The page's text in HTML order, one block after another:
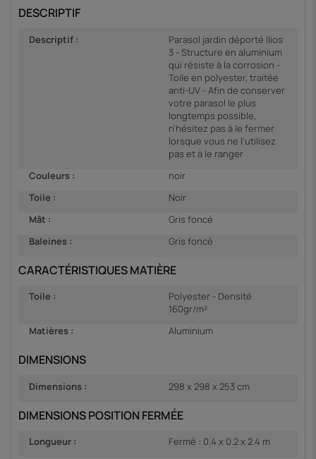
DESCRIPTIF
Descriptif :
Parasol jardin déporté Ilios
3 - Structure en aluminium
qui résiste à la corrosion -
Toile en polyester, traitée
anti-UV - Afin de conserver
votre parasol le plus
longtemps possible,
n'hésitez pas à le fermer
lorsque vous ne l'utilisez
pas et à le ranger
Couleurs :
noir
Toile :
Noir
Mât :
Gris foncé
Baleines :
Gris foncé
CARACTÉRISTIQUES MATIÈRE
Toile :
Polyester - Densité
160gr/m²
Matières :
Aluminium
DIMENSIONS
Dimensions : 298 x 298 x 253 cm
DIMENSIONS POSITION FERMÉE
Longueur :
Fermé : 0.4 x 0.2 x 2.4 m